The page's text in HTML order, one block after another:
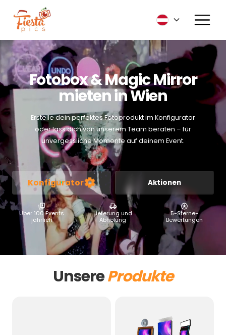
Fotobox & Magic Mirror
mieten in Wien
Erstelle dein perfektes Fotoprodukt im Konfigurator
oder lass dich von unserem Team beraten – für
unvergessliche Momente auf deinem Event.
Konfigurator Aktionen
Über 100 Events
jährlich
Lieferung und
Abholung
5-Sterne-
Bewertungen
UnsereProdukte